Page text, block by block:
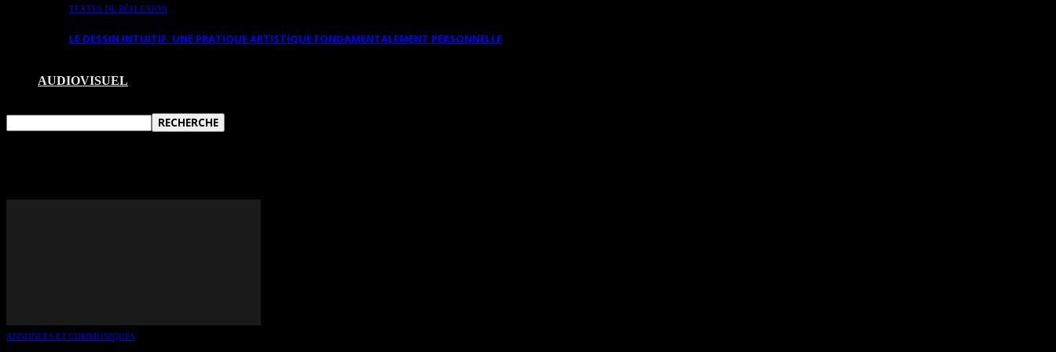
TEXTES DE RÉFLEXION
LE DESSIN INTUITIF. UNE PRATIQUE ARTISTIQUE FONDAMENTALEMENT PERSONNELLE
AUDIOVISUEL
ANNONCES ET COMMUNIQUÉS